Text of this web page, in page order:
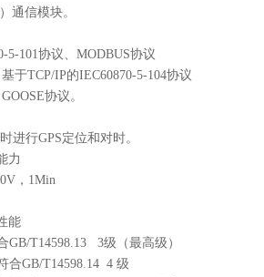
通信模块。
5-101协议、 MODBUS协议
于TCP/IP的IEC60870-5-104协议
GOOSE协议。
进行GPS定位和对时。
力
，1Min
能
GB/T14598.13 3级（最高级）
合GB/T14598.14 4 级